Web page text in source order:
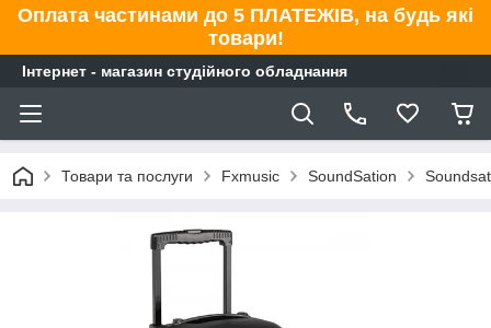
Оплата частинами до 5 ПЛАТЕЖІВ, на будь які
товари!
Інтернет - магазин студійного обладнання
Товари та послуги Fxmusic SoundSation